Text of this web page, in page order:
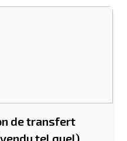
de transfert
tel quel)